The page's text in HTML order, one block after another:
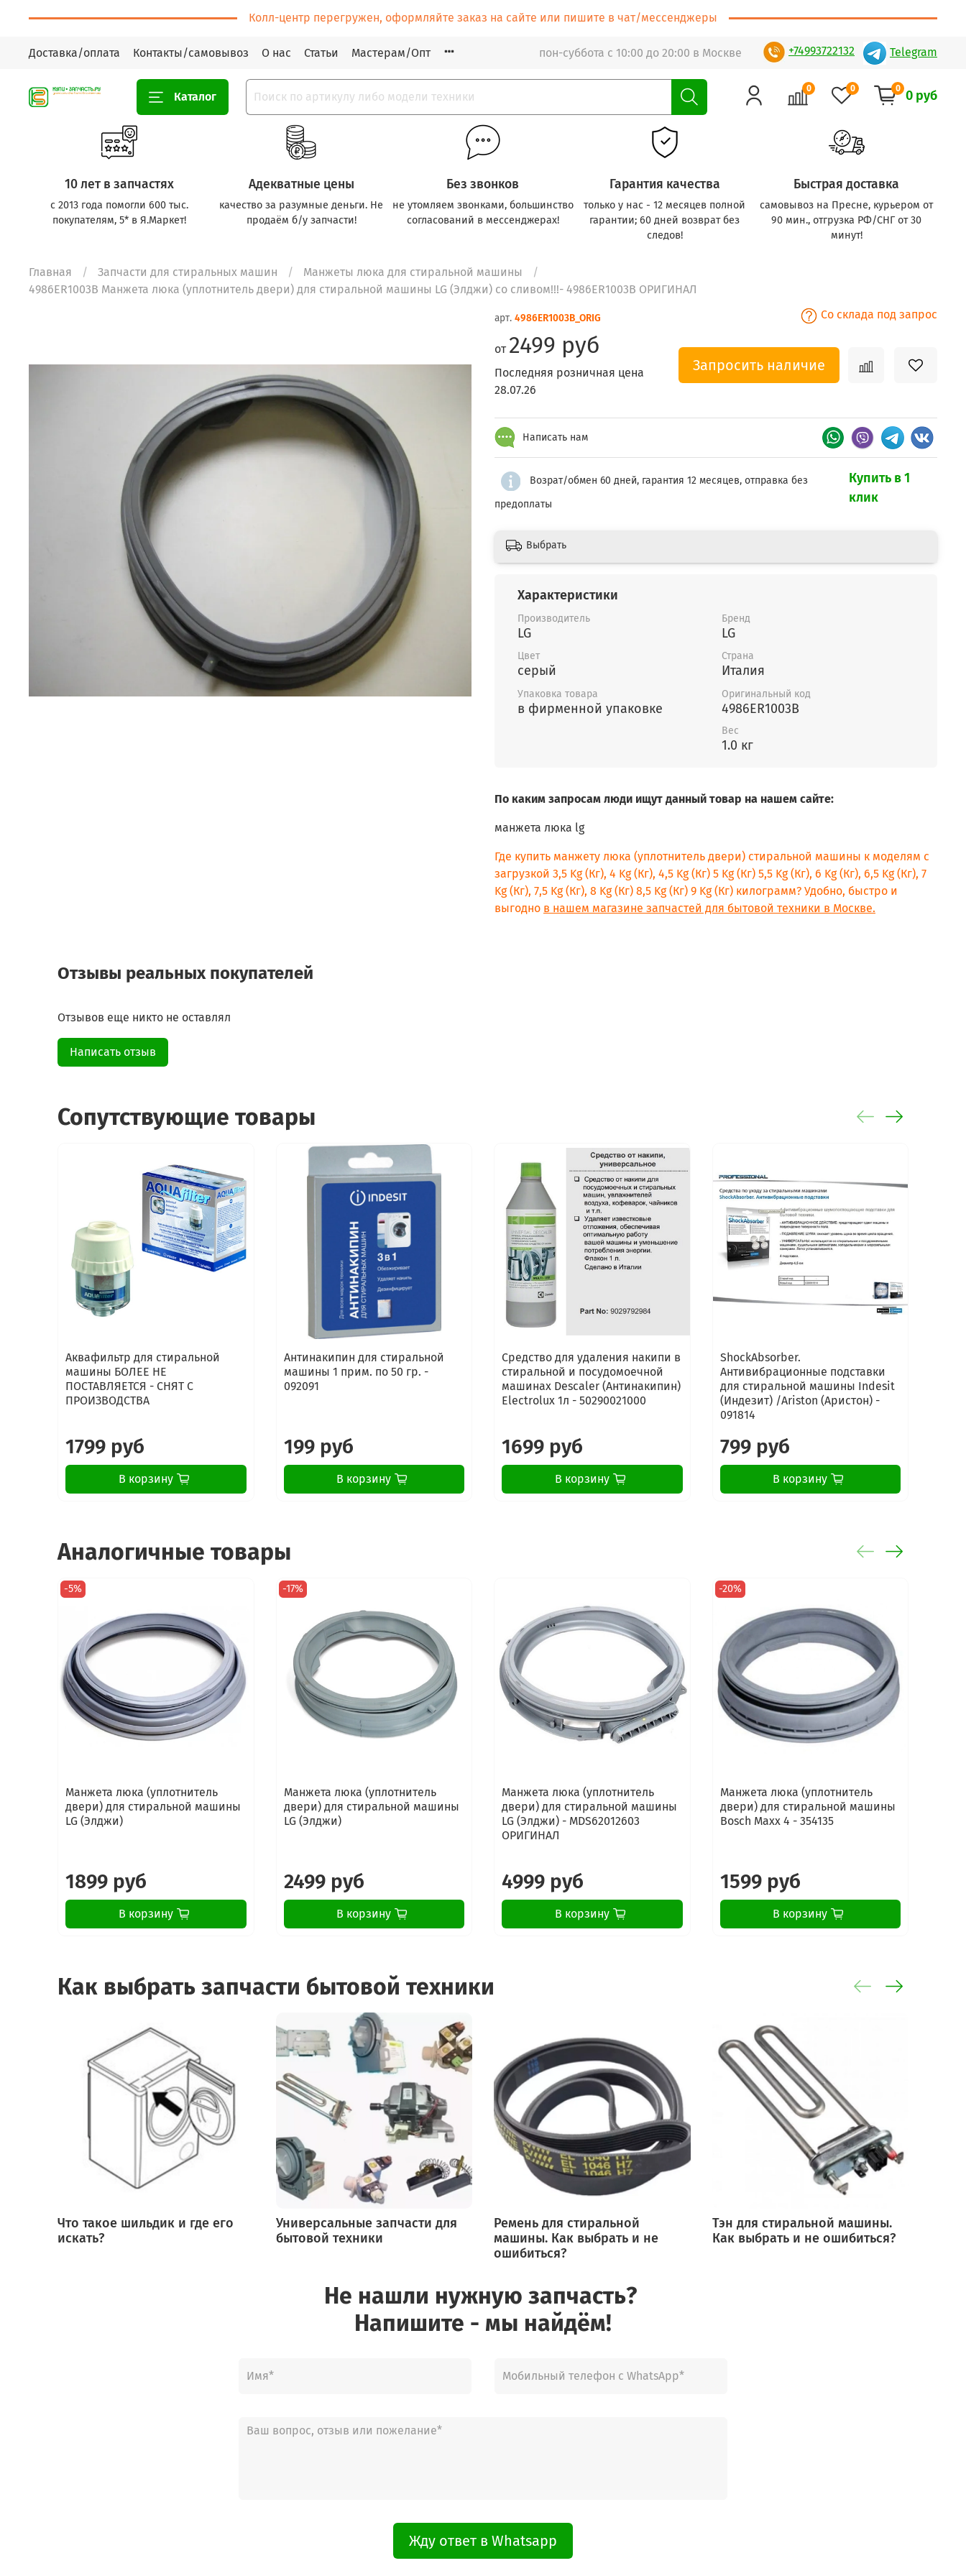
Колл-центр перегружен, оформляйте заказ на сайте или пишите в чат/мессенджеры
Доставка/оплата Контакты/самовывоз О нас Статьи Мастерам/Опт пон-суббота с 10:00 до 20:00 в Москве +74993722132 Telegram
Каталог
0 0 0 0 руб
10 лет в запчастях
с 2013 года помогли 600 тыс.
покупателям, 5* в Я.Маркет!
Адекватные цены
качество за разумные деньги. Не
продаём б/у запчасти!
Без звонков
не утомляем звонками, большинство
согласований в мессенджерах!
Гарантия качества
только у нас - 12 месяцев полной
гарантии; 60 дней возврат без
следов!
Быстрая доставка
самовывоз на Пресне, курьером от
90 мин., отгрузка РФ/СНГ от 30
минут!
Главная Запчасти для стиральных машин
Манжеты люка для стиральной машины
4986ER1003B Манжета люка (уплотнитель двери) для стиральной машины LG (Элджи) со сливом!!!- 4986ER1003B ОРИГИНАЛ
арт. 4986ER1003B_ORIG Со склада под запрос
от 2499 руб
Последняя розничная цена
28.07.26
Запросить наличие
Написать нам
Возрат/обмен 60 дней, гарантия 12 месяцев, отправка без
предоплаты
Купить в 1
клик
Выбрать
Характеристики
Производитель
LG
Бренд
LG
Цвет
серый
Страна
Италия
Упаковка товара
в фирменной упаковке
Оригинальный код
4986ER1003B
Вес
1.0 кг
По каким запросам люди ищут данный товар на нашем сайте:
манжета люка lg
Где купить манжету люка (уплотнитель двери) стиральной машины к моделям с
загрузкой 3,5 Kg (Кг), 4 Kg (Кг), 4,5 Kg (Кг) 5 Kg (Кг) 5,5 Kg (Кг), 6 Kg (Кг), 6,5 Kg (Кг), 7
Kg (Кг), 7,5 Kg (Кг), 8 Kg (Кг) 8,5 Kg (Кг) 9 Kg (Кг) килограмм? Удобно, быстро и
выгодно в нашем магазине запчастей для бытовой техники в Москве.
Отзывы реальных покупателей
Отзывов еще никто не оставлял
Написать отзыв
Сопутствующие товары
Аквафильтр для стиральной
машины БОЛЕЕ НЕ
ПОСТАВЛЯЕТСЯ - СНЯТ С
ПРОИЗВОДСТВА
1799 руб
В корзину
Антинакипин для стиральной
машины 1 прим. по 50 гр. -
092091
199 руб
В корзину
Средство для удаления накипи в
стиральной и посудомоечной
машинах Descaler (Антинакипин)
Electrolux 1л - 50290021000
1699 руб
В корзину
ShockAbsorber.
Антивибрационные подставки
для стиральной машины Indesit
(Индезит) /Ariston (Аристон) -
091814
799 руб
В корзину
Аналогичные товары
-5%
Манжета люка (уплотнитель
двери) для стиральной машины
LG (Элджи)
1899 руб
В корзину
-17%
Манжета люка (уплотнитель
двери) для стиральной машины
LG (Элджи)
2499 руб
В корзину
Манжета люка (уплотнитель
двери) для стиральной машины
LG (Элджи) - MDS62012603
ОРИГИНАЛ
4999 руб
В корзину
-20%
Манжета люка (уплотнитель
двери) для стиральной машины
Bosch Maxx 4 - 354135
1599 руб
В корзину
Как выбрать запчасти бытовой техники
Что такое шильдик и где его
искать?
Универсальные запчасти для
бытовой техники
Ремень для стиральной
машины. Как выбрать и не
ошибиться?
Тэн для стиральной машины.
Как выбрать и не ошибиться?
Не нашли нужную запчасть?
Напишите - мы найдём!
Жду ответ в Whatsapp